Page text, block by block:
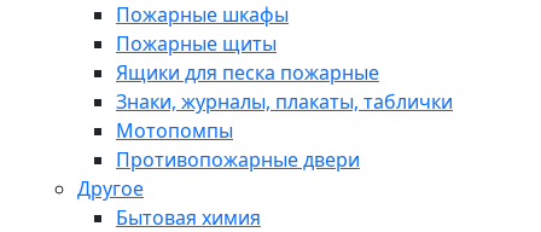
Пожарные шкафы
Пожарные щиты
Ящики для песка пожарные
Знаки, журналы, плакаты, таблички
Мотопомпы
Противопожарные двери
Другое
Бытовая химия